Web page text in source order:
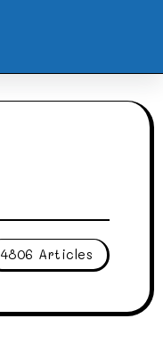
4806 Articles